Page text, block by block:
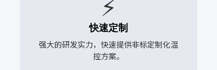
快速定制
强大的研发实力，快速提供非标定制化温
控方案。